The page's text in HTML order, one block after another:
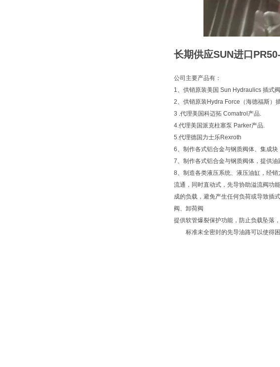
长期供应SUN进口
公司主要产品有：
1、供销原装美国 Sun Hydraulics 插式
2、供销原装Hydra Force（海德福斯）
3 .代理美国科迈拓 Comatrol产品.
4.代理美国派克柱塞泵 Parker产品.
5.代理德国力士乐Rexroth
6、制作各式铝合金与钢质阀体、集成块
7、制作各式铝合金与钢质阀体，提供
8、制造各类液压系统、液压油缸，经
流通，同时直动式，先导协助溢流阀功
成的负载，避免产生任何负荷或导致插
阀、卸荷阀
提供软管爆裂保护功能，防止负载坠落
标准未全密封的先导油路可以使得困